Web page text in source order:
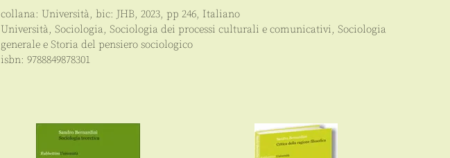
collana: Università, bic: JHB, 2023, pp 246, Italiano
Università, Sociologia, Sociologia dei processi culturali e comunicativi, Sociologia
generale e Storia del pensiero sociologico
isbn: 9788849878301